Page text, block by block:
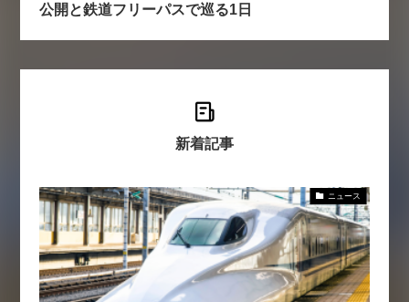
公開と鉄道フリーパスで巡る1日
新着記事
ニュース